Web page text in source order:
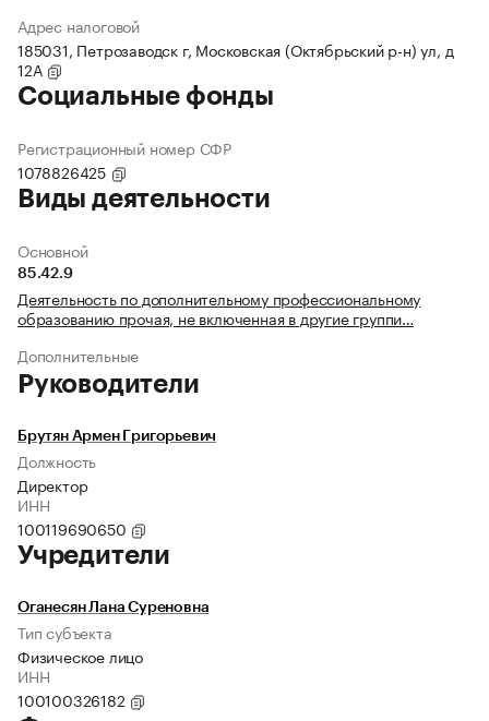
Адрес налоговой
185031, Петрозаводск г, Московская (Октябрьский р-н) ул, д
12А
Социальные фонды
Регистрационный номер СФР
1078826425
Виды деятельности
Основной
85.42.9
Деятельность по дополнительному профессиональному
образованию прочая, не включенная в другие группи…
Дополнительные
Руководители
Брутян Армен Григорьевич
Должность
Директор
ИНН
100119690650
Учредители
Оганесян Лана Суреновна
Тип субъекта
Физическое лицо
ИНН
100100326182